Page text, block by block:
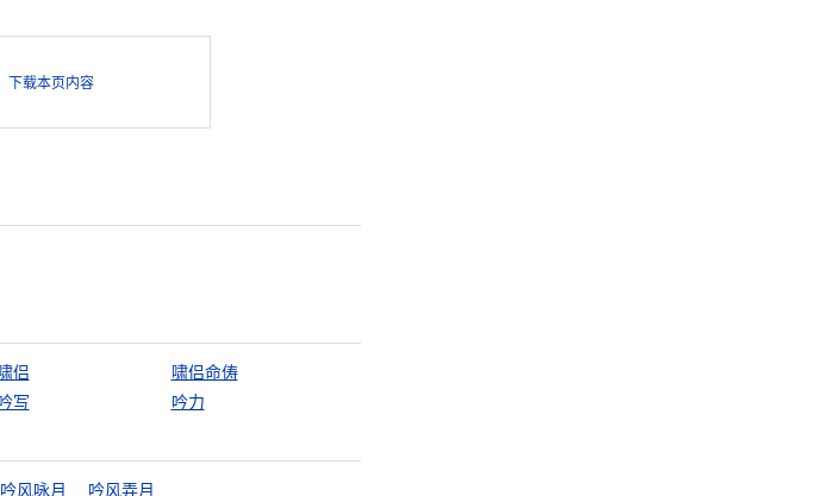
下载本页内容
侣
啸侣命俦
写 吟力
吟风咏月 吟风弄月